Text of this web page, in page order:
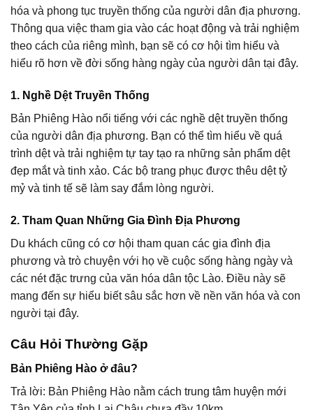
hóa và phong tục truyền thống của người dân địa phương.
Thông qua việc tham gia vào các hoạt động và trải nghiệm
theo cách của riêng mình, bạn sẽ có cơ hội tìm hiểu và
hiểu rõ hơn về đời sống hàng ngày của người dân tại đây.
1. Nghề Dệt Truyền Thống
Bản Phiêng Hào nổi tiếng với các nghề dệt truyền thống
của người dân địa phương. Bạn có thể tìm hiểu về quá
trình dệt và trải nghiệm tự tay tạo ra những sản phẩm dệt
đẹp mắt và tinh xảo. Các bộ trang phục được thêu dệt tỷ
mỷ và tinh tế sẽ làm say đắm lòng người.
2. Tham Quan Những Gia Đình Địa Phương
Du khách cũng có cơ hội tham quan các gia đình địa
phương và trò chuyện với họ về cuộc sống hàng ngày và
các nét đặc trưng của văn hóa dân tộc Lào. Điều này sẽ
mang đến sự hiểu biết sâu sắc hơn về nền văn hóa và con
người tại đây.
Câu Hỏi Thường Gặp
Bản Phiêng Hào ở đâu?
Trả lời: Bản Phiêng Hào nằm cách trung tâm huyện mới